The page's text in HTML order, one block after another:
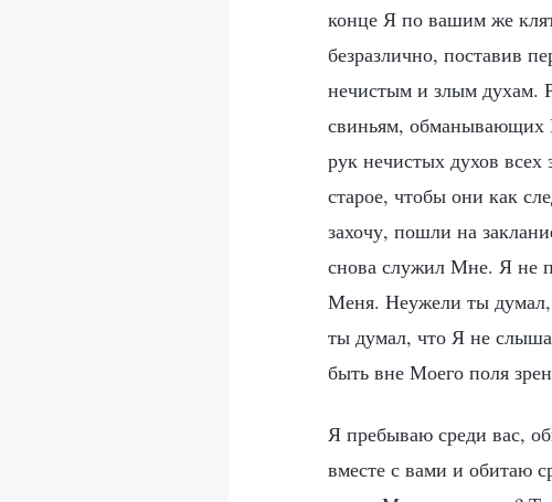
конце Я по вашим же
безразлично, поставив
нечистым и злым духам.
свиньям, обманывающих
рук нечистых духов
старое, чтобы они как
захочу, пошли на
снова служил Мне. Я не
Меня. Неужели ты думал,
ты думал, что Я не
быть вне Моего поля
Я пребываю среди вас,
вместе с вами и обитаю